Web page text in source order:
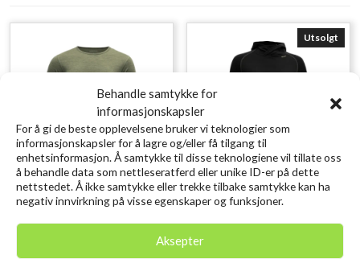
Behandle samtykke for
informasjonskapsler
For å gi de beste opplevelsene bruker vi teknologier som
informasjonskapsler for å lagre og/eller få tilgang til
enhetsinformasjon. Å samtykke til disse teknologiene vil tillate oss
å behandle data som nettleseratferd eller unike ID-er på dette
nettstedet. Å ikke samtykke eller trekke tilbake samtykke kan ha
negativ innvirkning på visse egenskaper og funksjoner.
Aksepter
DEVOLD Breeze Merino 150
Shirt Man
Utsolgt
DEVOLD Expedition Merino
235 Hoodie Wmn